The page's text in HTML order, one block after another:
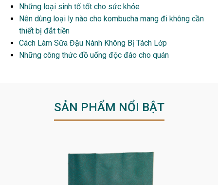
Những loại sinh tố tốt cho sức khỏe
Nên dùng loại ly nào cho kombucha mang đi không cần
thiết bị đắt tiền
Cách Làm Sữa Đậu Nành Không Bị Tách Lớp
Những công thức đồ uống độc đáo cho quán
SẢN PHẨM NỔI BẬT